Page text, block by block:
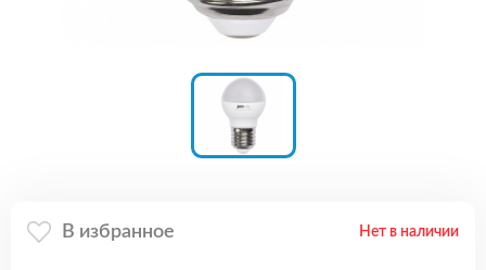
В избранное Нет в наличии